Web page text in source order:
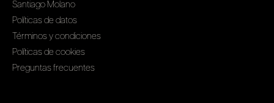
Santiago Molano
Políticas de datos
Términos y condiciones
Políticas de cookies
Preguntas frecuentes